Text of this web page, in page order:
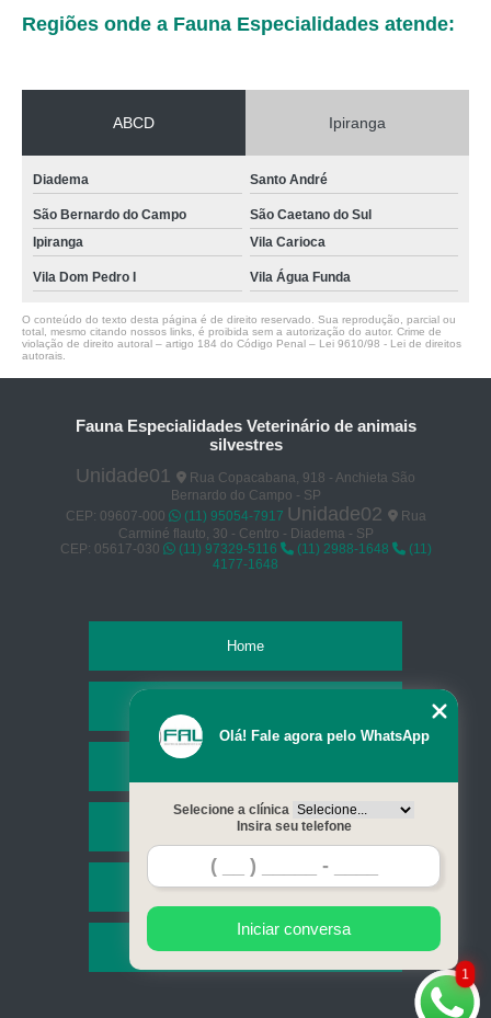
Regiões onde a Fauna Especialidades atende:
ABCD Ipiranga
Diadema Santo André
São Bernardo do Campo
São Caetano do Sul
Ipiranga
Vila Carioca
Vila Dom Pedro I Vila Água Funda
O conteúdo do texto desta página é de direito reservado. Sua reprodução, parcial ou
total, mesmo citando nossos links, é proibida sem a autorização do autor. Crime de
violação de direito autoral – artigo 184 do Código Penal – Lei 9610/98 - Lei de direitos
autorais
Fauna Especialidades Veterinário de animais
silvestres
Unidade01
Rua Copacabana, 918 - Anchieta São
Bernardo do Campo - SP
CEP: 09607-000
(11) 95054-7917 Unidade02
Rua
Carminé flauto, 30 - Centro - Diadema - SP
CEP: 05617-030
(11) 97329-5116 (11) 2988-1648
(11)
4177-1648
Home
Serviços
Contato
Mapa do site
1
Olá! Fale agora pelo WhatsApp
Selecione a clínica
Insira seu telefone
Iniciar conversa